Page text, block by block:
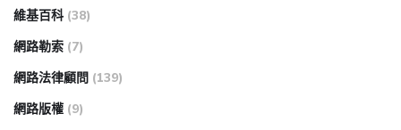
維基百科 (38)
網路勒索 (7)
網路法律顧問 (139)
網路版權 (9)